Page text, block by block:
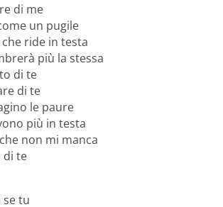
di me
un pugile
ride in testa
più la stessa
di te
di te
le paure
più in testa
non mi manca
di te
tu